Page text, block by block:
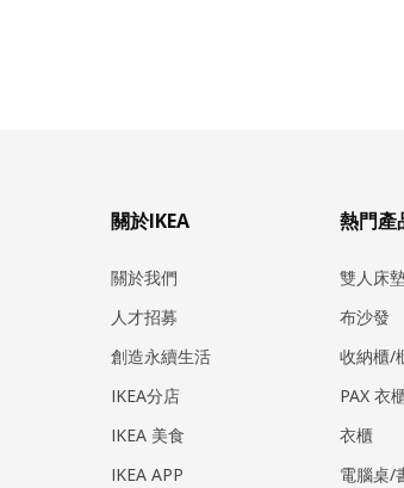
關於IKEA
關於我們
人才招募
創造永續生活
IKEA分店
IKEA 美食
IKEA APP
熱門產
雙人床
布沙發
收納櫃/
PAX 衣
衣櫃
電腦桌/